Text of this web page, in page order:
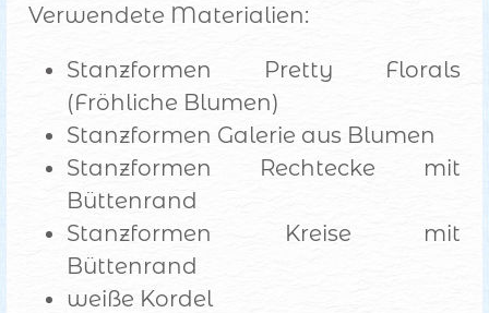
Verwendete Materialien:
Stanzformen Pretty Florals
(Fröhliche Blumen)
Stanzformen Galerie aus Blumen
Stanzformen Rechtecke mit
Büttenrand
Stanzformen Kreise mit
Büttenrand
weiße Kordel